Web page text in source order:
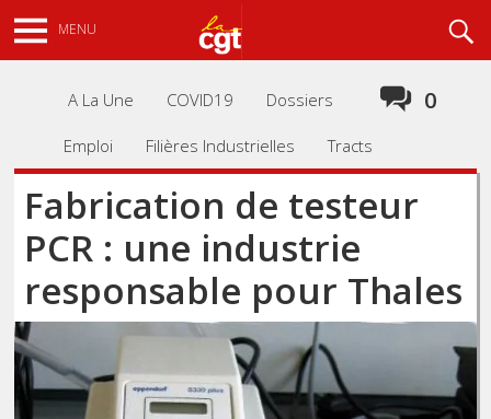
au
contenu
MENU
0
A La Une COVID19 Dossiers
Emploi Filières Industrielles Tracts
Fabrication de testeur
PCR : une industrie
responsable pour Thales